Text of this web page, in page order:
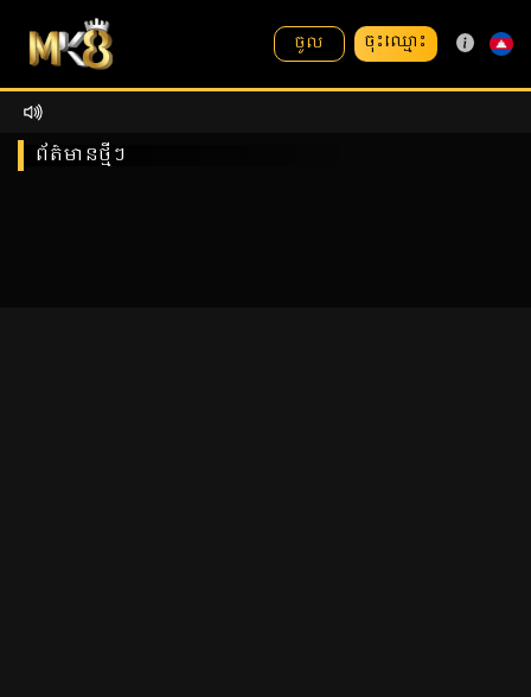
ចូល ចុះឈ្មោះ
ព័ត៌មានថ្មីៗ